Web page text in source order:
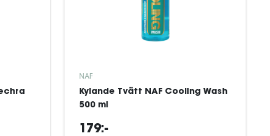
NAF
Kylande Tvätt NAF Cooling Wash
500 ml
179:-